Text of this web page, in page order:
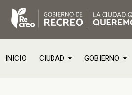
INICIO CIUDAD GOBIERNO